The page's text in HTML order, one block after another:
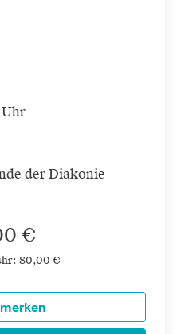
Uhr
der Diakonie
€
80,00 €